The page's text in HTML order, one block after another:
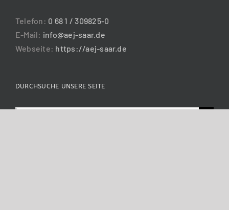
Telefon: 0 68 1 / 309825-0
E-Mail: info@aej-saar.de
Webseite: https://aej-saar.de
DURCHSUCHE UNSERE SEITE
Suche